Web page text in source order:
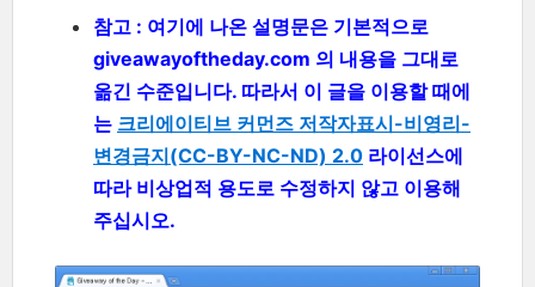
참고 : 여기에 나온 설명문은 기본적으로
giveawayoftheday.com 의 내용을 그대로
옮긴 수준입니다. 따라서 이 글을 이용할 때에
는 크리에이티브 커먼즈 저작자표시-비영리-
변경금지(CC-BY-NC-ND) 2.0 라이선스에
따라 비상업적 용도로 수정하지 않고 이용해
주십시오.